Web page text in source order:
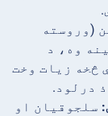
(وروسته
وه، د
څخه زیات وخت
درلود.
سلجوقيان او